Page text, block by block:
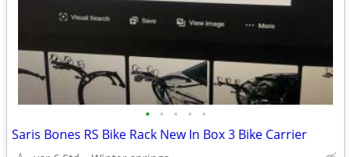
• • • • •
Saris Bones RS Bike Rack New In Box 3 Bike Carrier